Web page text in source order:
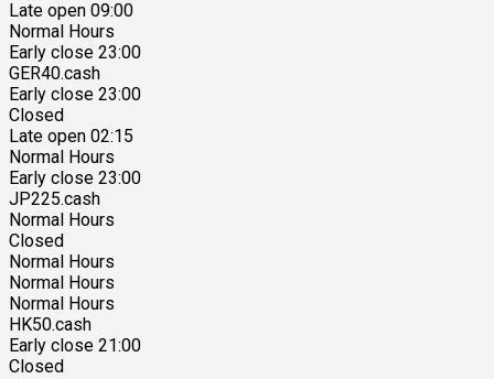
Late open 09:00
Normal Hours
Early close 23:00
GER40.cash
Early close 23:00
Closed
Late open 02:15
Normal Hours
Early close 23:00
JP225.cash
Normal Hours
Closed
Normal Hours
Normal Hours
Normal Hours
HK50.cash
Early close 21:00
Closed